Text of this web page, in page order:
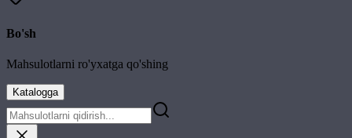
Bo'sh
Mahsulotlarni ro'yxatga qo'shing
Katalogga